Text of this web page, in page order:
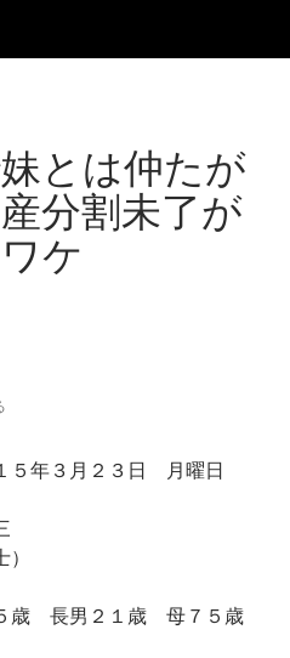
とは仲たが
分割未了が
ケ
５年３月２３日 月曜日
歳 長男２１歳 母７５歳